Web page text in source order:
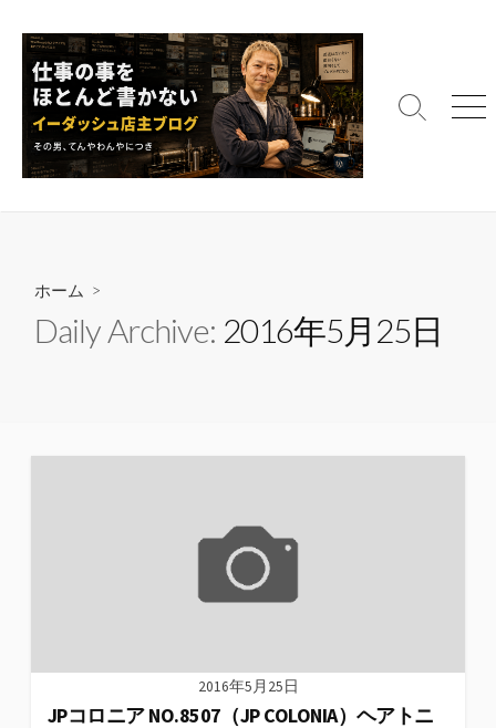
キ
検
メ
ホーム >
Daily Archive: 2016年5月25日
2016年5月25日
JPコロニア NO.8507（JP COLONIA）ヘアトニ